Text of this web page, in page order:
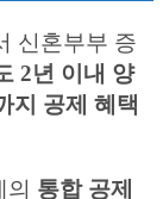
신혼부부 증
2년 이내 양
지 공제 혜택
통합 공제